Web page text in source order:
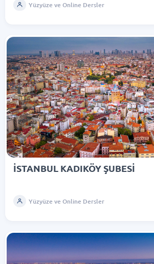
Yüzyüze ve Online Dersler
İSTANBUL KADIKÖY ŞUBESİ
Yüzyüze ve Online Dersler